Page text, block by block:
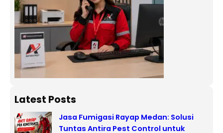
Latest Posts
Jasa Fumigasi Rayap Medan: Solusi
Tuntas Antira Pest Control untuk